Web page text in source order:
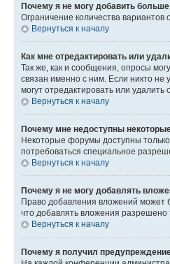
Почему я не могу добавить больше
Ограничение количества
Вернуться к началу
Как мне отредактировать или
Так же, как и сообщения, опросы
связан именно с ним. Если никто не
могут отредактировать или
Вернуться к началу
Почему мне недоступны
Некоторые форумы доступны
потребоваться специальное
Вернуться к началу
Почему я не могу добавлять
Право добавления вложений может
что добавлять вложения
Вернуться к началу
Почему я получил